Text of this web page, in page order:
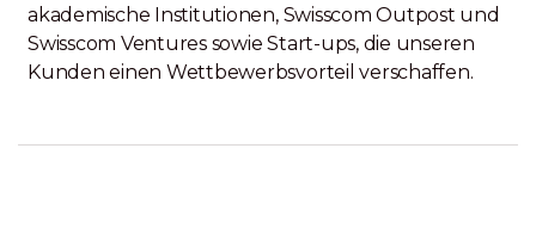
akademische Institutionen, Swisscom Outpost und
Swisscom Ventures sowie Start-ups, die unseren
Kunden einen Wettbewerbsvorteil verschaffen.